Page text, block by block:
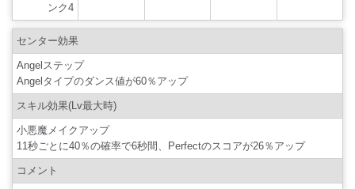
ンク4
センター効果
Angelステップ
Angelタイプのダンス値が60％アップ
スキル効果(Lv最大時)
小悪魔メイクアップ
11秒ごとに40％の確率で6秒間、Perfectのスコアが26％アップ
コメント